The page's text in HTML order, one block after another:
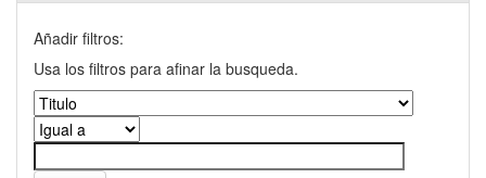
Añadir filtros:
Usa los filtros para afinar la busqueda.